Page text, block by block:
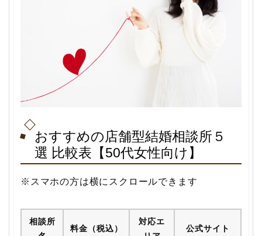
おすすめの店舗型結婚相談所５
選 比較表【50代女性向け】
※スマホの方は横にスクロールできます
相談所
料金（税込）
対応エ
公式サイト